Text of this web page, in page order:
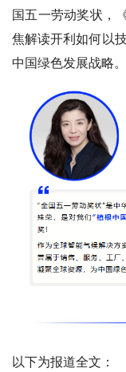
国五一劳动奖状，
焦解读开利如何以
中国绿色发展战略。
以下为报道全文：